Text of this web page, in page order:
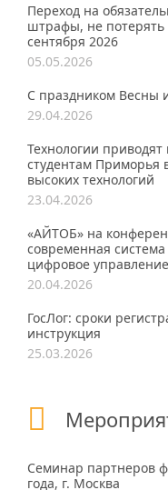
Переход на
штрафы, не потерять
сентября 2026
05.05.2026
С праздником Весны
29.04.2026
Технологии приводят
студентам Приморья
высоких технологий
23.04.2026
«АЙТОБ» на
современная
цифровое
20.04.2026
ГосЛог: сроки
инструкция
25.03.2026
Семинар партнеров
года, г. Москва